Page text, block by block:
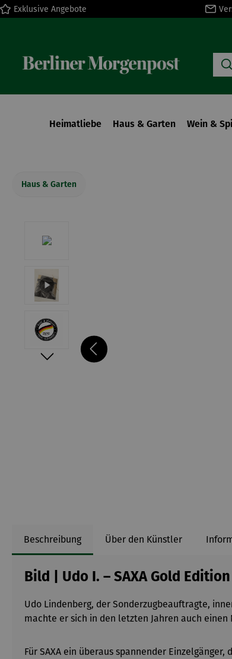
Zur Hauptnavigation springen
Exklusive Angebote
Heimatliebe Haus & Garten Wein &
Haus & Garten
Beschreibung Über den Künstler
Bild | Udo I. – SAXA Gold
Udo Lindenberg, der Sonderzugbeauftragte,
machte er sich in den letzten Jahren auch
Für SAXA ein überaus spannender